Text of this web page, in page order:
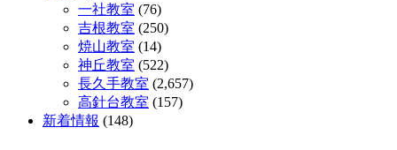
一社教室 (76)
吉根教室 (250)
焼山教室 (14)
神丘教室 (522)
長久手教室 (2,657)
高針台教室 (157)
新着情報 (148)